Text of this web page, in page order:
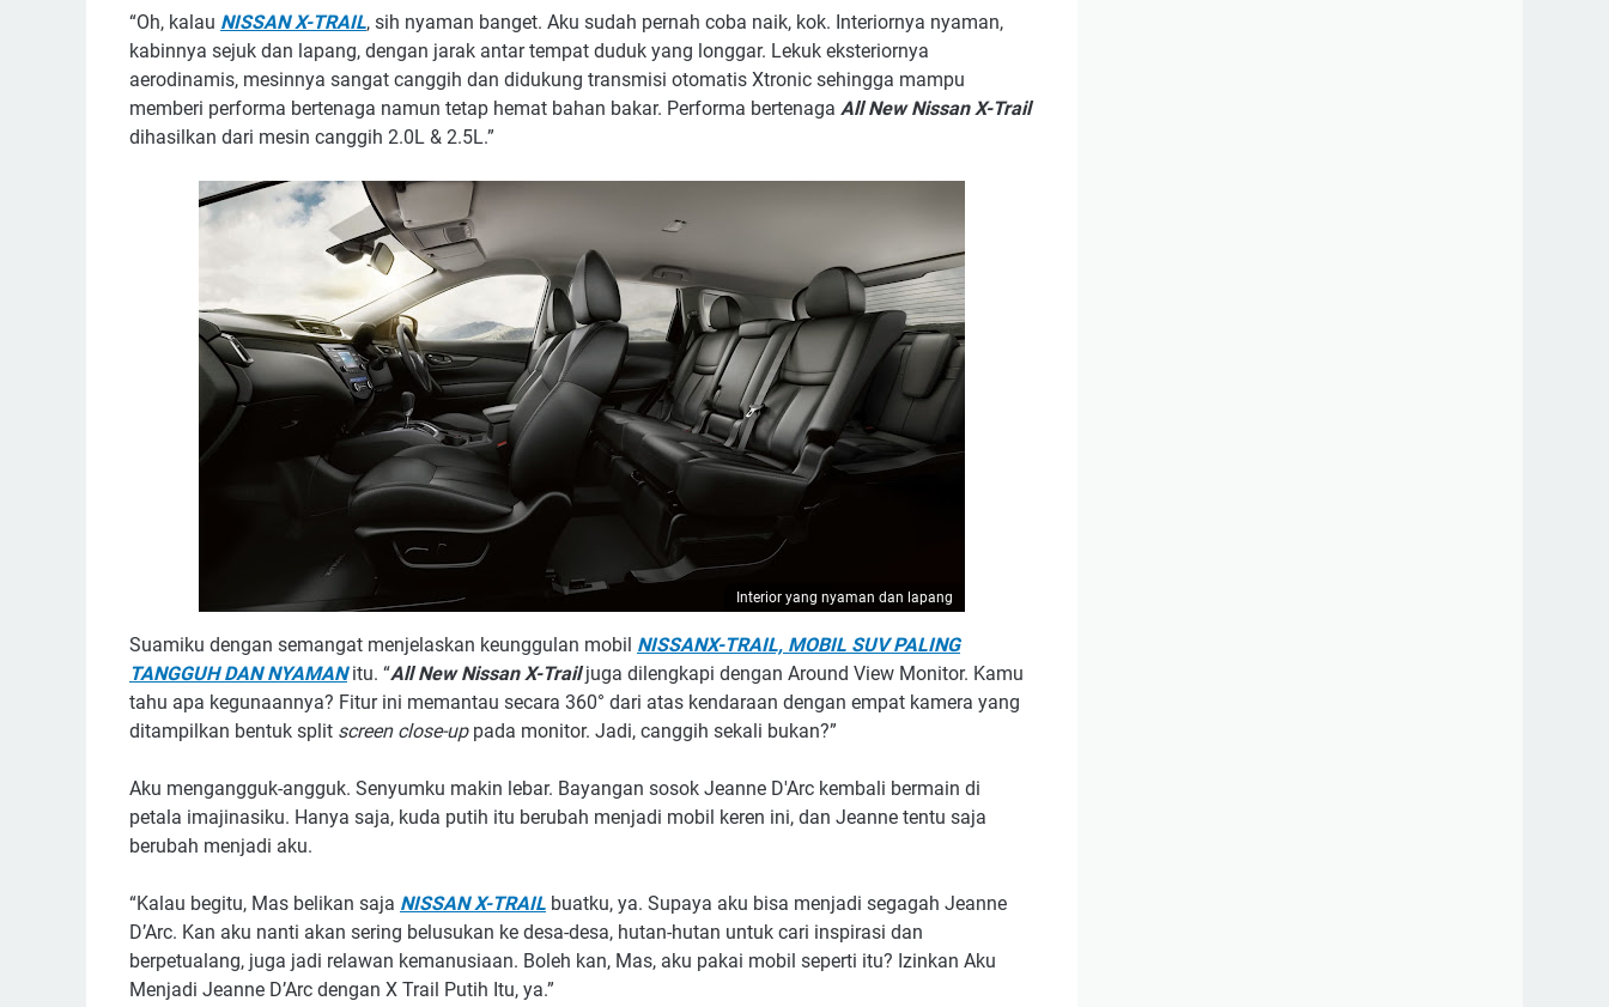
“Oh, kalau NISSAN X-TRAIL, sih nyaman banget. Aku sudah pernah coba naik, kok. Interiornya nyaman,
kabinnya sejuk dan lapang, dengan jarak antar tempat duduk yang longgar. Lekuk eksteriornya
aerodinamis, mesinnya sangat canggih dan didukung transmisi otomatis Xtronic sehingga mampu
memberi performa bertenaga namun tetap hemat bahan bakar. Performa bertenaga All New Nissan X-Trail
dihasilkan dari mesin canggih 2.0L & 2.5L.”
Interior yang nyaman dan lapang
Suamiku dengan semangat menjelaskan keunggulan mobil NISSANX-TRAIL, MOBIL SUV PALING
TANGGUH DAN NYAMANitu. “All New Nissan X-Trailjuga dilengkapi dengan Around View Monitor. Kamu
tahu apa kegunaannya? Fitur ini memantau secara 360° dari atas kendaraan dengan empat kamera yang
ditampilkan bentuk split screen close-uppada monitor. Jadi, canggih sekali bukan?”
Aku mengangguk-angguk. Senyumku makin lebar. Bayangan sosok Jeanne D'Arc kembali bermain di
petala imajinasiku. Hanya saja, kuda putih itu berubah menjadi mobil keren ini, dan Jeanne tentu saja
berubah menjadi aku.
“Kalau begitu, Mas belikan saja NISSAN X-TRAIL buatku, ya. Supaya aku bisa menjadi segagah Jeanne
D’Arc. Kan aku nanti akan sering belusukan ke desa-desa, hutan-hutan untuk cari inspirasi dan
berpetualang, juga jadi relawan kemanusiaan. Boleh kan, Mas, aku pakai mobil seperti itu? Izinkan Aku
Menjadi Jeanne D’Arc dengan X Trail Putih Itu, ya.”